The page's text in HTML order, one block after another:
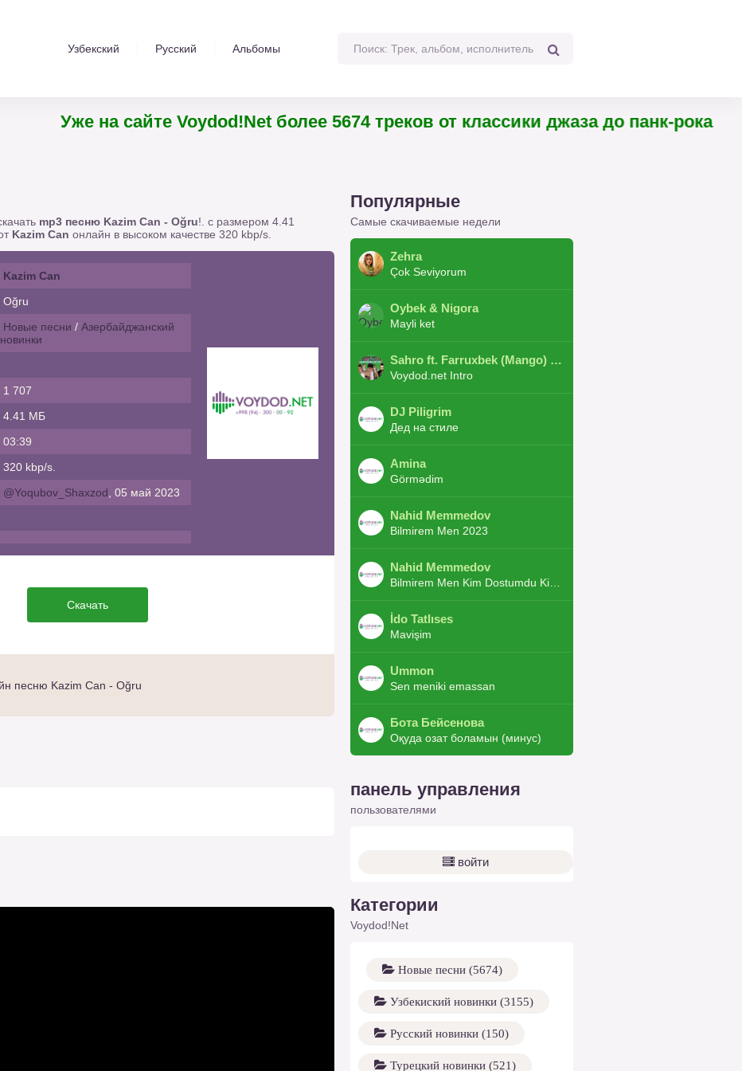
Узбекский Русский Альбомы
Уже на сайте Voydod!Net более 5674 треков от классики джаза до панк-рока
mp3 песню Kazim Can - Oğru!. с размером 4.41
Kazim Can онлайн в высоком качестве 320 kbp/s.
Kazim Can
Oğru
Новые песни / Азербайджанский
новинки
1 707
4.41 МБ
03:39
320 kbp/s.
@Yoqubov_Shaxzod , 05 май 2023
Скачать
песню Kazim Can - Oğru
Популярные
Самые скачиваемые недели
Zehra
Çok Seviyorum
Oybek & Nigora
Mayli ket
Sahro ft. Farruxbek (Mango) ft. Shaxboz ft. Navruz and Zarba ft. DJ.JoHa
Voydod.net Intro
DJ Piligrim
Дед на стиле
Amina
Görmədim
Nahid Memmedov
Bilmirem Men 2023
Nahid Memmedov
İdo Tatlıses
Mavişim
Ummon
Sen meniki emassan
Бота Бейсенова
Оқуда озат боламын (минус)
панель управления
пользователями
войти
Категории
Voydod!Net
Новые песни (5674)
Узбекиский новинки (3155)
Русский новинки (150)
Турецкий новинки (521)